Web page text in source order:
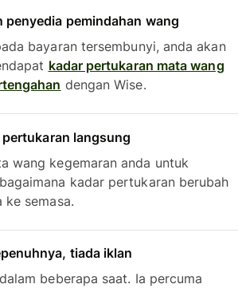
penyedia pemindahan wang
bayaran tersembunyi, anda akan
kadar pertukaran mata wang
dengan Wise.
langsung
wang kegemaran anda untuk
kadar pertukaran berubah
ke semasa.
tiada iklan
beberapa saat. Ia percuma